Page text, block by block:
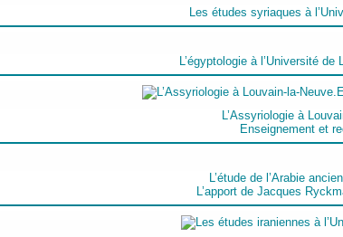
Les études syriaques à
L’égyptologie à l’Université de
L’Assyriologie à
Enseignement et
L’étude de l’Arabie
L’apport de Jacques